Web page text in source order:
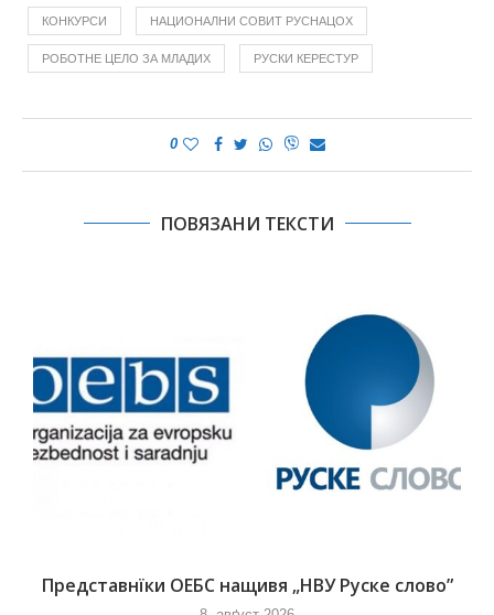
КОНКУРСИ НАЦИОНАЛНИ СОВИТ РУСНАЦОХ
РОБОТНЕ ЦЕЛО ЗА МЛАДИХ РУСКИ КЕРЕСТУР
0
ПОВЯЗАНИ ТЕКСТИ
Представнїки ОЕБС нащивя „НВУ Руске слово”